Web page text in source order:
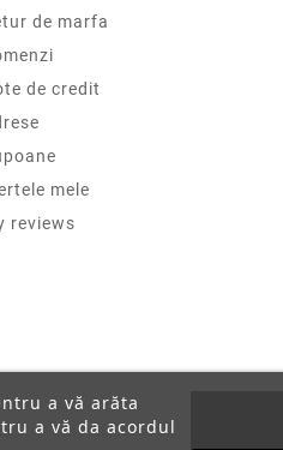
de marfa
de credit
mele
reviews
a vă arăta
a vă da acordul